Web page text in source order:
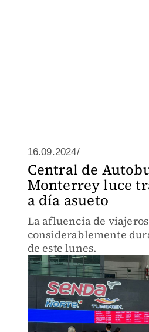
16.09.2024/
Central de
Monterrey luce
a día asueto
La afluencia de
considerablemente
de este lunes.